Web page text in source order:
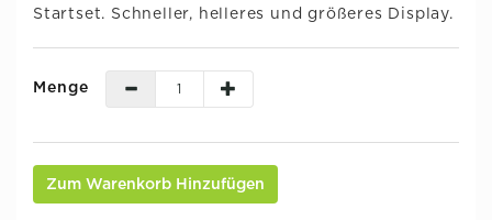
Startset. Schneller, helleres und größeres Display.
Menge
Zum Warenkorb Hinzufügen